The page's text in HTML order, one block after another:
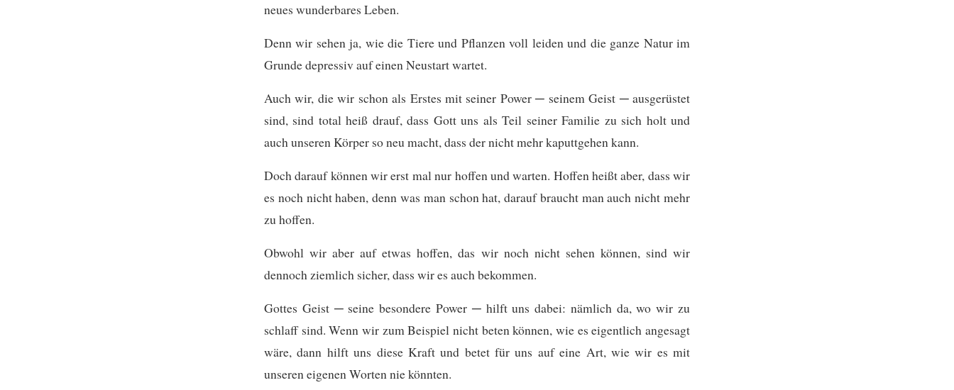
neues wunderbares Leben.
Denn wir sehen ja, wie die Tiere und Pflanzen voll leiden und die ganze Natur im
Grunde depressiv auf einen Neustart wartet.
Auch wir, die wir schon als Erstes mit seiner Power ─ seinem Geist ─ ausgerüstet
sind, sind total heiß drauf, dass Gott uns als Teil seiner Familie zu sich holt und
auch unseren Körper so neu macht, dass der nicht mehr kaputtgehen kann.
Doch darauf können wir erst mal nur hoffen und warten. Hoffen heißt aber, dass wir
es noch nicht haben, denn was man schon hat, darauf braucht man auch nicht mehr
zu hoffen.
Obwohl wir aber auf etwas hoffen, das wir noch nicht sehen können, sind wir
dennoch ziemlich sicher, dass wir es auch bekommen.
Gottes Geist ─ seine besondere Power ─ hilft uns dabei: nämlich da, wo wir zu
schlaff sind. Wenn wir zum Beispiel nicht beten können, wie es eigentlich angesagt
wäre, dann hilft uns diese Kraft und betet für uns auf eine Art, wie wir es mit
unseren eigenen Worten nie könnten.